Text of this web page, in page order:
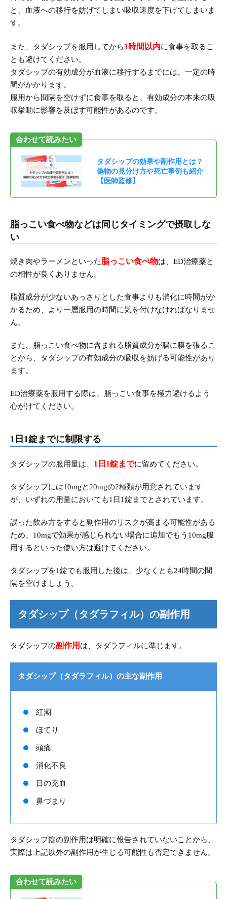
と、血液への移行を妨げてしまい吸収速度を下げてしまいま
す。
また、タダシップを服用してから1時間以内に食事を取るこ
とも避けてください。
タダシップの有効成分が血液に移行するまでには、一定の時
間がかかります。
服用から間隔を空けずに食事を取ると、有効成分の本来の吸
収挙動に影響を及ぼす可能性があるのです。
合わせて読みたい
タダシップの効果や副作用とは？
偽物の見分け方や死亡事例も紹介
【医師監修】
脂っこい食べ物などは同じタイミングで摂取しな
い
焼き肉やラーメンといった脂っこい食べ物は、ED治療薬と
の相性が良くありません。
脂質成分が少ないあっさりとした食事よりも消化に時間がか
かるため、より一層服用の時間に気を付けなければなりませ
ん。
また、脂っこい食べ物に含まれる脂質成分が腸に膜を張るこ
とから、タダシップの有効成分の吸収を妨げる可能性があり
ます。
ED治療薬を服用する際は、脂っこい食事を極力避けるよう
心がけてください。
1日1錠までに制限する
タダシップの服用量は、 1日1錠までに留めてください。
タダシップには10mgと20mgの2種類が用意されています
が、いずれの用量においても1日1錠までとされています。
誤った飲み方をすると副作用のリスクが高まる可能性がある
ため、10mgで効果が感じられない場合に追加でもう10mg服
用するといった使い方は避けてください。
タダシップを1錠でも服用した後は、少なくとも24時間の間
隔を空けましょう。
タダシップ（タダラフィル）の副作用
タダシップの副作用 は、タダラフィルに準じます。
タダシップ（タダラフィル）の主な副作用
紅潮
ほてり
頭痛
消化不良
目の充血
鼻づまり
タダシップ錠の副作用は明確に報告されていないことから、
実際は上記以外の副作用が生じる可能性も否定できません。
合わせて読みたい